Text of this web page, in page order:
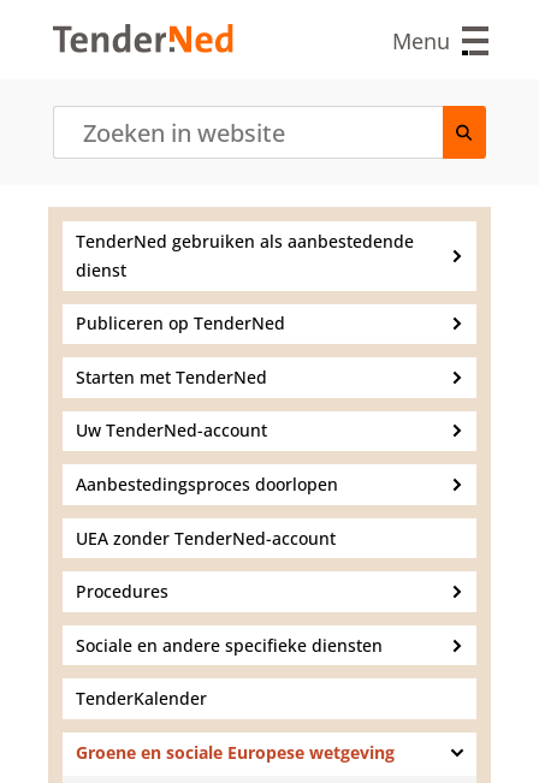
Menu
TenderNed gebruiken als aanbestedende
dienst
Publiceren op TenderNed
Starten met TenderNed
Uw TenderNed-account
Aanbestedingsproces doorlopen
UEA zonder TenderNed-account
Procedures
Sociale en andere specifieke diensten
TenderKalender
Groene en sociale Europese wetgeving